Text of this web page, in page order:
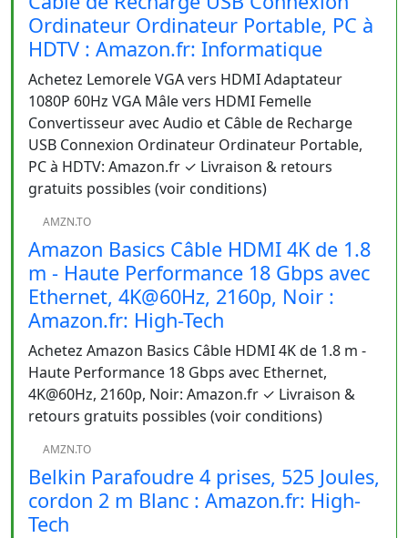
Ordinateur Ordinateur Portable, PC à
HDTV : Amazon.fr: Informatique
Achetez Lemorele VGA vers HDMI Adaptateur
1080P 60Hz VGA Mâle vers HDMI Femelle
Convertisseur avec Audio et Câble de Recharge
USB Connexion Ordinateur Ordinateur Portable,
PC à HDTV: Amazon.fr ✓ Livraison & retours
gratuits possibles (voir conditions)
AMZN.TO
Amazon Basics Câble HDMI 4K de 1.8
m - Haute Performance 18 Gbps avec
Ethernet, 4K@60Hz, 2160p, Noir :
Amazon.fr: High-Tech
Achetez Amazon Basics Câble HDMI 4K de 1.8 m -
Haute Performance 18 Gbps avec Ethernet,
4K@60Hz, 2160p, Noir: Amazon.fr ✓ Livraison &
retours gratuits possibles (voir conditions)
AMZN.TO
Belkin Parafoudre 4 prises, 525 Joules,
cordon 2 m Blanc : Amazon.fr: High-
Tech